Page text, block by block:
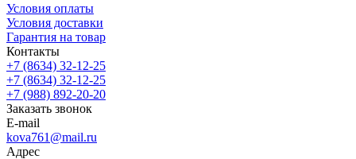
Условия оплаты
Условия доставки
Гарантия на товар
Контакты
+7 (8634) 32-12-25
+7 (8634) 32-12-25
+7 (988) 892-20-20
Заказать звонок
E-mail
kova761@mail.ru
Адрес